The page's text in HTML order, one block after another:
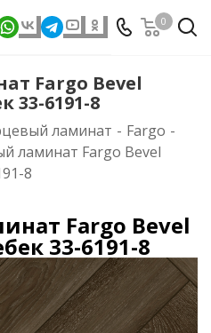
0
Fargo Bevel
33-6191-8
ламинат - Fargo -
ламинат Fargo Bevel
8
Fargo Bevel
33-6191-8